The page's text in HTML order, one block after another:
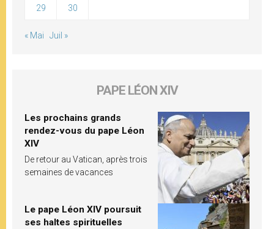
29 30
« Mai Juil »
PAPE LÉON XIV
Les prochains grands
rendez-vous du pape Léon
XIV
De retour au Vatican, après trois
semaines de vacances
Le pape Léon XIV poursuit
ses haltes spirituelles